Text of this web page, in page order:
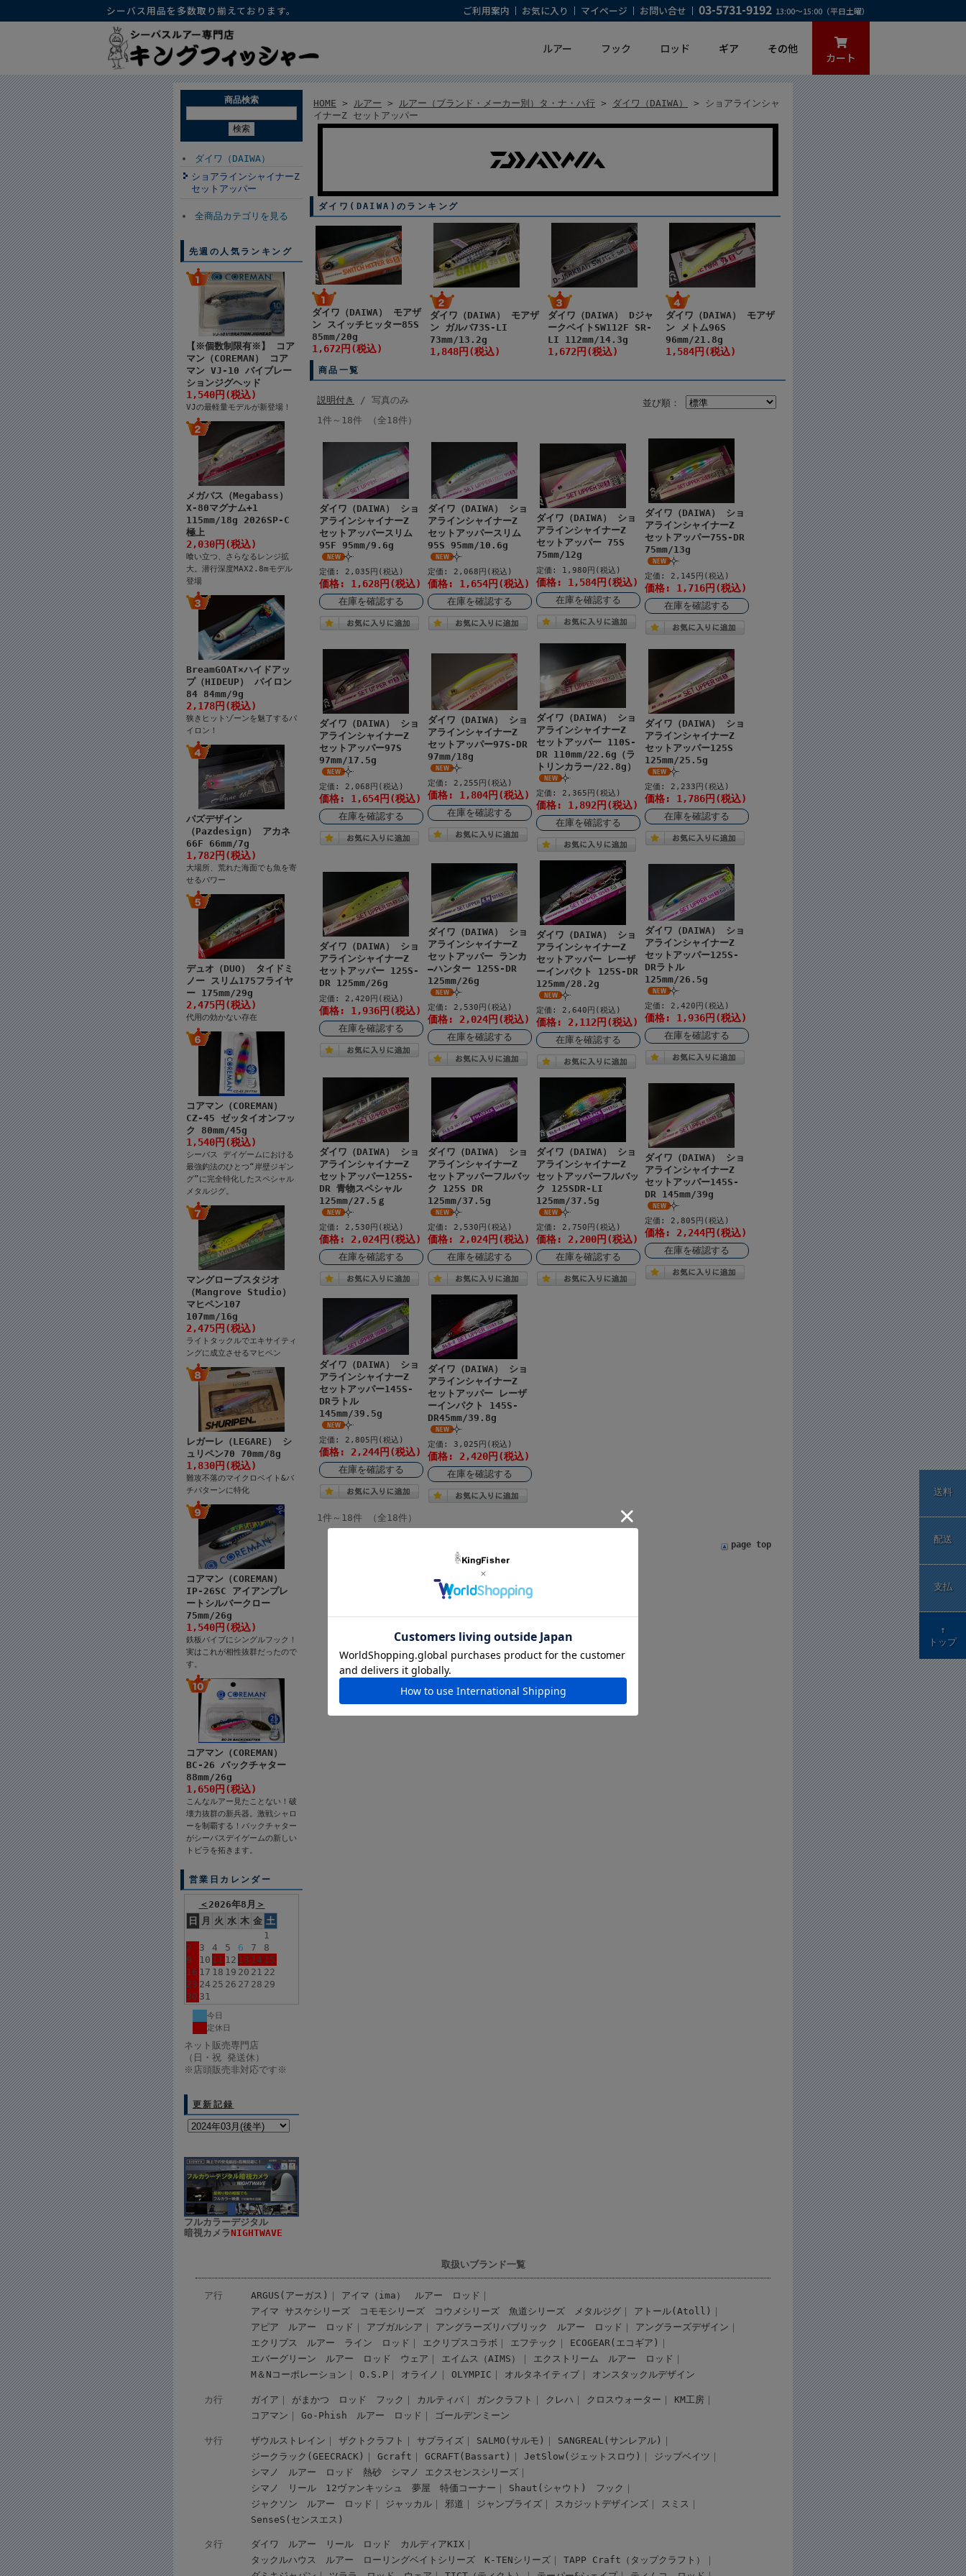
シーバス用品を多数取り揃えております。 ご利用案内 お気に入り マイページ お問い合せ 03-5731-9192 13:00～15:00（平日土曜）
ルアー フック ロッド ギア その他
カート
商品検索
ダイワ（DAIWA）
ショアラインシャイナーZ
セットアッパー
全商品カテゴリを見る
先週の人気ランキング
【※個数制限有※】 コア
マン（COREMAN） コア
マン VJ-10 バイブレー
ションジグヘッド
1,540円(税込)
VJの最軽量モデルが新登場！
メガバス（Megabass）
X-80マグナム+1
115mm/18g 2026SP-C
極上
2,030円(税込)
喰い立つ、さらなるレンジ拡
大。潜行深度MAX2.8mモデル
登場
BreamGOAT×ハイドアッ
プ（HIDEUP） パイロン
84 84mm/9g
2,178円(税込)
狭きヒットゾーンを魅了するパ
イロン！
パズデザイン
（Pazdesign） アカネ
66F 66mm/7g
1,782円(税込)
大場所、荒れた海面でも魚を寄
せるパワー
デュオ（DUO） タイドミ
ノー スリム175フライヤ
ー 175mm/29g
2,475円(税込)
代用の効かない存在
コアマン（COREMAN）
CZ-45 ゼッタイオンフッ
ク 80mm/45g
1,540円(税込)
シーバス デイゲームにおける
最強釣法のひとつ“岸壁ジギン
グ”に完全特化したスペシャル
メタルジグ。
マングローブスタジオ
（Mangrove Studio）
マヒペン107
107mm/16g
2,475円(税込)
ライトタックルでエキサイティ
ングに成立させるマヒペン
レガーレ（LEGARE） シ
ュリペン70 70mm/8g
1,830円(税込)
難攻不落のマイクロベイト&バ
チパターンに特化
コアマン（COREMAN）
IP-26SC アイアンプレ
ートシルバークロー
75mm/26g
1,540円(税込)
鉄板バイブにシングルフック！
実はこれが相性抜群だったので
す。
コアマン（COREMAN）
BC-26 バックチャター
88mm/26g
1,650円(税込)
こんなルアー見たことない！破
壊力抜群の新兵器。激戦シャロ
ーを制覇する！バックチャター
がシーバスデイゲームの新しい
トビラを拓きます。
営業日カレンダー
＜ 2026年8月 ＞
日
月 火 水 木 金 土
1
2
3 4 5 6 7
8
9
10 11 12 13 14 15
16 17 18 19 20 21 22
23 24 25 26 27 28 29
30 31
今日
定休日
ネット販売専門店
（日・祝 発送休）
※店頭販売非対応です※
更新記録
フルカラーデジタル
暗視カメラNIGHTWAVE
HOME > ルアー > ルアー（ブランド・メーカー別）タ・ナ・ハ行 > ダイワ（DAIWA）
> ショアラインシャ
イナーZ セットアッパー
ダイワ(DAIWA)のランキング
ダイワ（DAIWA） モアザ
ン スイッチヒッター85S
85mm/20g
1,672円(税込)
ダイワ（DAIWA） モアザ
ン ガルバ73S-LI
73mm/13.2g
1,848円(税込)
ダイワ（DAIWA） Dジャ
ークベイトSW112F SR-
LI 112mm/14.3g
1,672円(税込)
ダイワ（DAIWA） モアザ
ン メトム96S
96mm/21.8g
1,584円(税込)
商品一覧
並び順：
説明付き
/ 写真のみ
1件～18件 （全18件）
ダイワ（DAIWA） ショ
アラインシャイナーZ
セットアッパースリム
95F 95mm/9.6g
定価: 2,035円(税込)
価格: 1,628円(税込)
在庫を確認する
ダイワ（DAIWA） ショ
アラインシャイナーZ
セットアッパースリム
95S 95mm/10.6g
定価: 2,068円(税込)
価格: 1,654円(税込)
在庫を確認する
ダイワ（DAIWA） ショ
アラインシャイナーZ
セットアッパー 75S
75mm/12g
定価: 1,980円(税込)
価格: 1,584円(税込)
在庫を確認する
ダイワ（DAIWA） ショ
アラインシャイナーZ
セットアッパー75S-DR
75mm/13g
定価: 2,145円(税込)
価格: 1,716円(税込)
在庫を確認する
ダイワ（DAIWA） ショ
アラインシャイナーZ
セットアッパー97S
97mm/17.5g
定価: 2,068円(税込)
価格: 1,654円(税込)
在庫を確認する
ダイワ（DAIWA） ショ
アラインシャイナーZ
セットアッパー97S-DR
97mm/18g
定価: 2,255円(税込)
価格: 1,804円(税込)
在庫を確認する
ダイワ（DAIWA） ショ
アラインシャイナーZ
セットアッパー 110S-
DR 110mm/22.6g（ラ
トリンカラー/22.8g）
定価: 2,365円(税込)
価格: 1,892円(税込)
在庫を確認する
ダイワ（DAIWA） ショ
アラインシャイナーZ
セットアッパー125S
125mm/25.5g
定価: 2,233円(税込)
価格: 1,786円(税込)
在庫を確認する
ダイワ（DAIWA） ショ
アラインシャイナーZ
セットアッパー 125S-
DR 125mm/26g
定価: 2,420円(税込)
価格: 1,936円(税込)
在庫を確認する
ダイワ（DAIWA） ショ
アラインシャイナーZ
セットアッパー ランカ
―ハンター 125S-DR
125mm/26g
定価: 2,530円(税込)
価格: 2,024円(税込)
在庫を確認する
ダイワ（DAIWA） ショ
アラインシャイナーZ
セットアッパー レーザ
ーインパクト 125S-DR
125mm/28.2g
定価: 2,640円(税込)
価格: 2,112円(税込)
在庫を確認する
ダイワ（DAIWA） ショ
アラインシャイナーZ
セットアッパー125S-
DRラトル
125mm/26.5g
定価: 2,420円(税込)
価格: 1,936円(税込)
在庫を確認する
ダイワ（DAIWA） ショ
アラインシャイナーZ
セットアッパー125S-
DR 青物スペシャル
125mm/27.5ｇ
定価: 2,530円(税込)
価格: 2,024円(税込)
在庫を確認する
ダイワ（DAIWA） ショ
アラインシャイナーZ
セットアッパーフルバッ
ク 125S DR
125mm/37.5g
定価: 2,530円(税込)
価格: 2,024円(税込)
在庫を確認する
ダイワ（DAIWA） ショ
アラインシャイナーZ
セットアッパーフルバッ
ク 125SDR-LI
125mm/37.5g
定価: 2,750円(税込)
価格: 2,200円(税込)
在庫を確認する
ダイワ（DAIWA） ショ
アラインシャイナーZ
セットアッパー145S-
DR 145mm/39g
定価: 2,805円(税込)
価格: 2,244円(税込)
在庫を確認する
ダイワ（DAIWA） ショ
アラインシャイナーZ
セットアッパー145S-
DRラトル
145mm/39.5g
定価: 2,805円(税込)
価格: 2,244円(税込)
在庫を確認する
ダイワ（DAIWA） ショ
アラインシャイナーZ
セットアッパー レーザ
ーインパクト 145S-
DR45mm/39.8g
定価: 3,025円(税込)
価格: 2,420円(税込)
在庫を確認する
1件～18件 （全18件）
page top
取扱いブランド一覧
ア行 ARGUS(アーガス) アイマ（ima） ルアー
ロッド
アイマ サスケシリーズ
コモモシリーズ コウメシリーズ 魚道シリーズ メタルジグ
アトール(Atoll)
アピア ルアー
ロッド アブガルシア アングラーズリパブリック ルアー ロッド
アングラーズデザイン
エクリプス ルアー
ライン ロッド エクリプスコラボ エフテック
ECOGEAR(エコギア)
エバーグリーン ルアー
ロッド ウェア エイムス（AIMS） エクストリーム ルアー
ロッド
M＆Nコーポレーション
O.S.P オライノ OLYMPIC オルタネイティブ オンスタックルデザイン
カ行 ガイア がまかつ ロッド フック カルティバ ガンクラフト クレハ クロスウォーター
KM工房
コアマン
Go-Phish ルアー ロッド ゴールデンミーン
サ行 ザウルストレイン ザクトクラフト サプライズ SALMO(サルモ)
SANGREAL(サンレアル)
ジークラック(GEECRACK)
Gcraft GCRAFT(Bassart) JetSlow(ジェットスロウ)
ジップベイツ
シマノ ルアー
ロッド 熱砂
シマノ エクスセンスシリーズ
シマノ リール
12ヴァンキッシュ 夢屋 特価コーナー Shaut(シャウト)
フック
ジャクソン ルアー
ロッド ジャッカル 邪道 ジャンプライズ スカジットデザインズ
スミス
SenseS(センスエス)
タ行 ダイワ ルアー リール ロッド
カルディアKIX
タックルハウス ルアー
ローリングベイトシリーズ K-TENシリーズ
TAPP Craft（タップクラフト）
送料
配送
支払
↑
トップ